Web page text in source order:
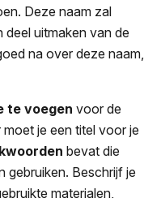
Deze naam zal
uitmaken van de
na over deze naam,
te voegen voor de
je een titel voor je
bevat die
gebruiken. Beschrijf je
materialen,